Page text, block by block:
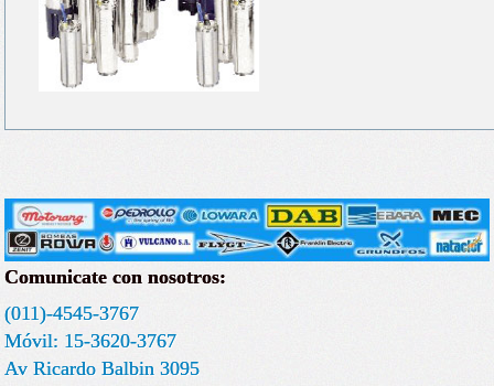
Comunicate con nosotros:
(011)-4545-3767
Móvil: 15-3620-3767
Av Ricardo Balbin 3095